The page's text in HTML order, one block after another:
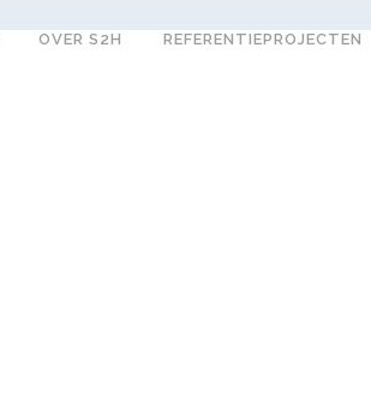
OVER S2H REFERENTIEPROJECTEN